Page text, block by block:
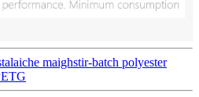
maighstir-batch polyester